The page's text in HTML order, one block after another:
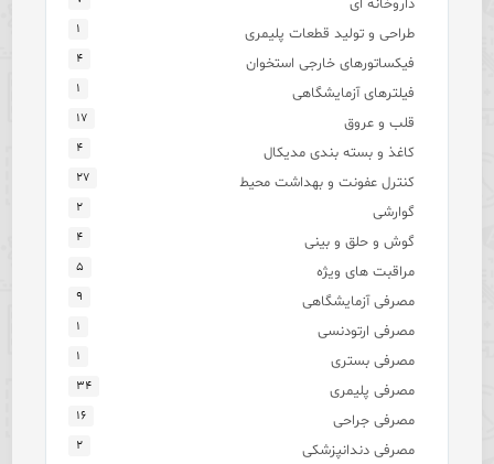
داروخانه ای
طراحی و تولید قطعات پلیمری ۱
فیکساتورهای خارجی استخوان ۴
فیلترهای آزمایشگاهی ۱
قلب و عروق ۱۷
کاغذ و بسته بندی مدیکال ۴
کنترل عفونت و بهداشت محیط ۲۷
گوارشی ۲
گوش و حلق و بینی ۴
مراقبت های ویژه ۵
مصرفی آزمایشگاهی ۹
مصرفی ارتودنسی ۱
مصرفی بستری ۱
مصرفی پلیمری ۳۴
مصرفی جراحی ۱۶
مصرفی دندانپزشکی ۲